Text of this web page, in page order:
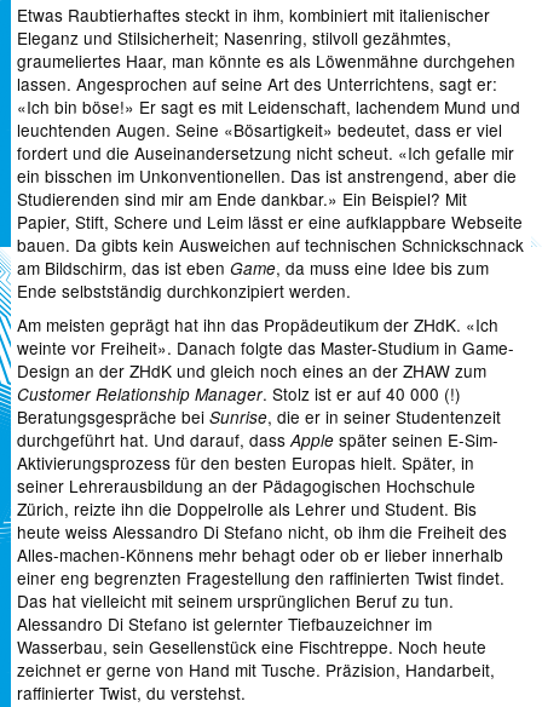
Etwas Raubtierhaftes steckt in ihm, kombiniert mit italienischer
Eleganz und Stilsicherheit; Nasenring, stilvoll gezähmtes,
graumeliertes Haar, man könnte es als Löwenmähne durchgehen
lassen. Angesprochen auf seine Art des Unterrichtens, sagt er:
«Ich bin böse!» Er sagt es mit Leidenschaft, lachendem Mund und
leuchtenden Augen. Seine «Bösartigkeit» bedeutet, dass er viel
fordert und die Auseinandersetzung nicht scheut. «Ich gefalle mir
ein bisschen im Unkonventionellen. Das ist anstrengend, aber die
Studierenden sind mir am Ende dankbar.» Ein Beispiel? Mit
Papier, Stift, Schere und Leim lässt er eine aufklappbare Webseite
bauen. Da gibts kein Ausweichen auf technischen Schnickschnack
am Bildschirm, das ist ebenGame, da muss eine Idee bis zum
Ende selbstständig durchkonzipiert werden.
Am meisten geprägt hat ihn das Propädeutikum der ZHdK. «Ich
weinte vor Freiheit». Danach folgte das Master-Studium in Game-
Design an der ZHdK und gleich noch eines an der ZHAW zum
Customer Relationship Manager. Stolz ist er auf 40 000 (!)
Beratungsgespräche beiSunrise, die er in seiner Studentenzeit
durchgeführt hat. Und darauf, dassApple später seinen E-Sim-
Aktivierungsprozess für den besten Europas hielt. Später, in
seiner Lehrerausbildung an der Pädagogischen Hochschule
Zürich, reizte ihn die Doppelrolle als Lehrer und Student. Bis
heute weiss Alessandro Di Stefano nicht, ob ihm die Freiheit des
Alles-machen-Könnens mehr behagt oder ob er lieber innerhalb
einer eng begrenzten Fragestellung den raffinierten Twist findet.
Das hat vielleicht mit seinem ursprünglichen Beruf zu tun.
Alessandro Di Stefano ist gelernter Tiefbauzeichner im
Wasserbau, sein Gesellenstück eine Fischtreppe. Noch heute
zeichnet er gerne von Hand mit Tusche. Präzision, Handarbeit,
raffinierter Twist, du verstehst.